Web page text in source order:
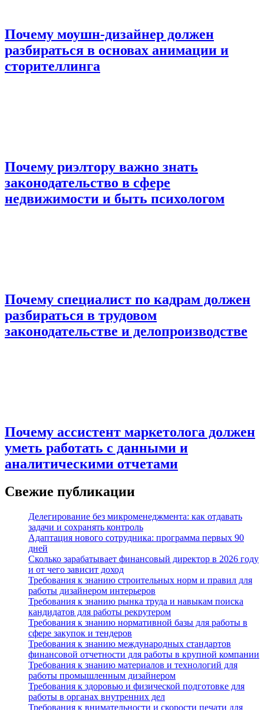
Почему моушн-дизайнер должен
разбираться в основах анимации и
сторителлинга
Почему риэлтору важно знать
законодательство в сфере
недвижимости и быть психологом
Почему специалист по кадрам должен
разбираться в трудовом
законодательстве и делопроизводстве
Почему ассистент маркетолога должен
уметь работать с данными и
аналитическими отчетами
Свежие публикации
Делегирование без микроменеджмента: как отдавать
задачи и сохранять контроль
Адаптация нового сотрудника: программа первых 90
дней
Сколько зарабатывает финансовый директор в 2026 году
и от чего зависит доход
Требования к знанию строительных норм и правил для
работы дизайнером интерьеров
Требования к знанию рынка труда и навыкам поиска
кандидатов для работы рекрутером
Требования к знанию нормативной базы для работы в
сфере закупок и тендеров
Требования к знанию международных стандартов
финансовой отчетности для работы в крупной компании
Требования к знанию материалов и технологий для
работы промышленным дизайнером
Требования к здоровью и физической подготовке для
работы в органах внутренних дел
Требования к внимательности и скорости печати для